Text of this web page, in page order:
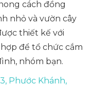
cách đồng
nhỏ và vườn cây
thiết kế với
để tổ chức cắm
nhóm bạn.
Phước Khánh,